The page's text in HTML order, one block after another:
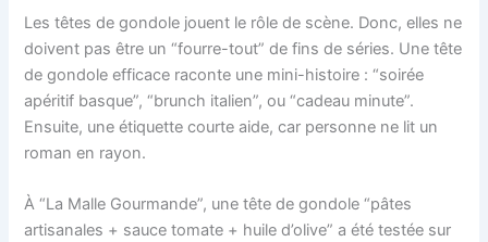
Les têtes de gondole jouent le rôle de scène. Donc, elles ne
doivent pas être un “fourre-tout” de fins de séries. Une tête
de gondole efficace raconte une mini-histoire : “soirée
apéritif basque”, “brunch italien”, ou “cadeau minute”.
Ensuite, une étiquette courte aide, car personne ne lit un
roman en rayon.
À “La Malle Gourmande”, une tête de gondole “pâtes
artisanales + sauce tomate + huile d’olive” a été testée sur